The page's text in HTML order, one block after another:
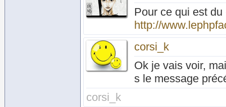
Pour ce qui est
http://
corsi_k
Ok je vais voir,
s le message
corsi_k